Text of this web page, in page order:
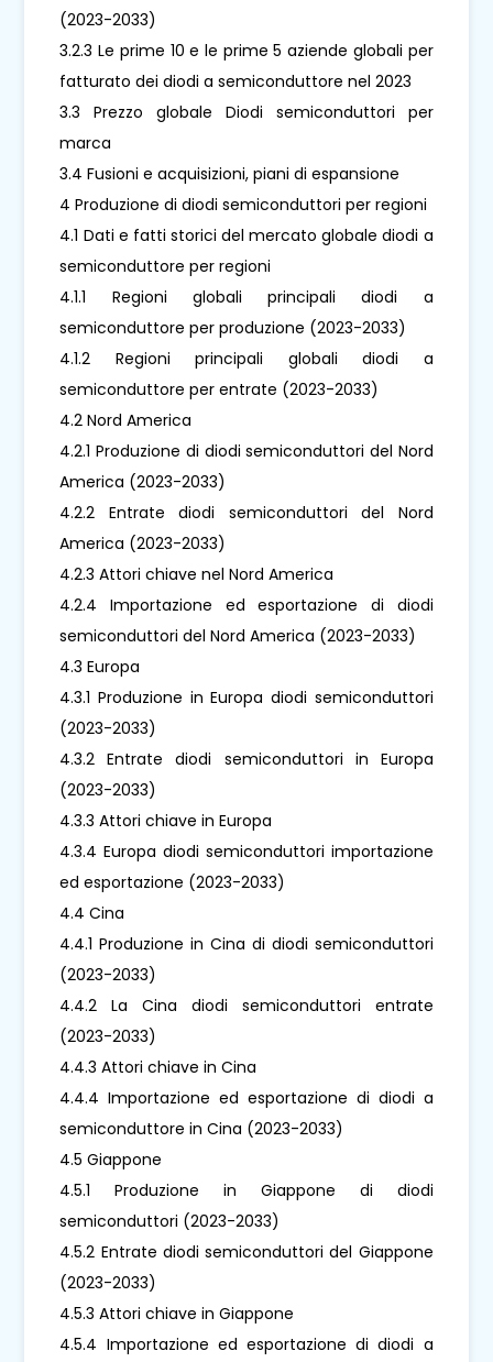
(2023-2033)
3.2.3 Le prime 10 e le prime 5 aziende globali per
fatturato dei diodi a semiconduttore nel 2023
3.3 Prezzo globale Diodi semiconduttori per
marca
3.4 Fusioni e acquisizioni, piani di espansione
4 Produzione di diodi semiconduttori per regioni
4.1 Dati e fatti storici del mercato globale diodi a
semiconduttore per regioni
4.1.1 Regioni globali principali diodi a
semiconduttore per produzione (2023-2033)
4.1.2 Regioni principali globali diodi a
semiconduttore per entrate (2023-2033)
4.2 Nord America
4.2.1 Produzione di diodi semiconduttori del Nord
America (2023-2033)
4.2.2 Entrate diodi semiconduttori del Nord
America (2023-2033)
4.2.3 Attori chiave nel Nord America
4.2.4 Importazione ed esportazione di diodi
semiconduttori del Nord America (2023-2033)
4.3 Europa
4.3.1 Produzione in Europa diodi semiconduttori
(2023-2033)
4.3.2 Entrate diodi semiconduttori in Europa
(2023-2033)
4.3.3 Attori chiave in Europa
4.3.4 Europa diodi semiconduttori importazione
ed esportazione (2023-2033)
4.4 Cina
4.4.1 Produzione in Cina di diodi semiconduttori
(2023-2033)
4.4.2 La Cina diodi semiconduttori entrate
(2023-2033)
4.4.3 Attori chiave in Cina
4.4.4 Importazione ed esportazione di diodi a
semiconduttore in Cina (2023-2033)
4.5 Giappone
4.5.1 Produzione in Giappone di diodi
semiconduttori (2023-2033)
4.5.2 Entrate diodi semiconduttori del Giappone
(2023-2033)
4.5.3 Attori chiave in Giappone
4.5.4 Importazione ed esportazione di diodi a